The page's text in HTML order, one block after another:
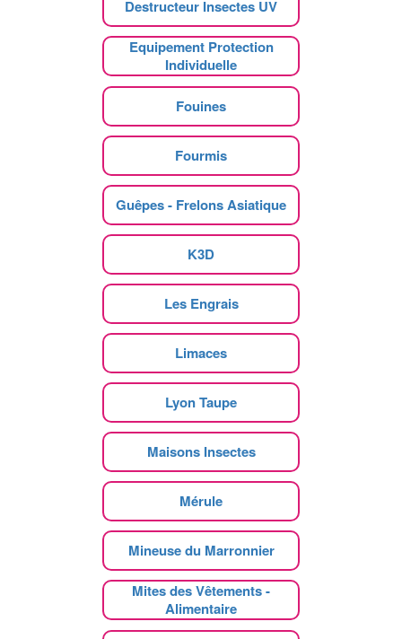
Destructeur Insectes UV
Equipement Protection
Individuelle
Fouines
Fourmis
Guêpes - Frelons Asiatique
K3D
Les Engrais
Limaces
Lyon Taupe
Maisons Insectes
Mérule
Mineuse du Marronnier
Mites des Vêtements -
Alimentaire